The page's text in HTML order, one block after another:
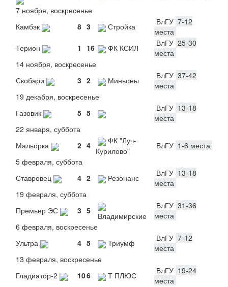
7 ноября, воскресенье
Камбэк
8 3 Стройка ВлГУ 7-12
места
Терион
1 16 ФК КСИЛ ВлГУ 25-30
места
14 ноября, воскресенье
Скобари
3 2 Миньоны ВлГУ 37-42
места
19 декабря, воскресенье
Газовик
5 5 ВлГУ 13-18
места
22 января, суббота
Мальорка
2 4
ФК "Луч-
Курилово"
ВлГУ 1-6 места
5 февраля, суббота
Ставровец
4 2 Резонанс ВлГУ 13-18
места
19 февраля, суббота
Премьер ЭС
3 5
Владимирские
ВлГУ 31-36
места
6 февраля, воскресенье
Ультра
4 5 Триумф ВлГУ 7-12
места
13 февраля, воскресенье
Гладиатор-2
106 Т ПЛЮС ВлГУ 19-24
места